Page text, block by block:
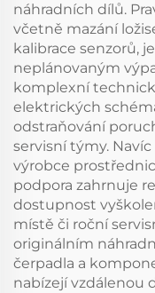
náhradních dílů.
včetně mazání
kalibrace senzorů,
neplánovaným
komplexní
elektrických
odstraňování
servisní týmy.
výrobce
podpora zahrnuje
dostupnost
místě či roční
originálním
čerpadla a
nabízejí vzdálenou